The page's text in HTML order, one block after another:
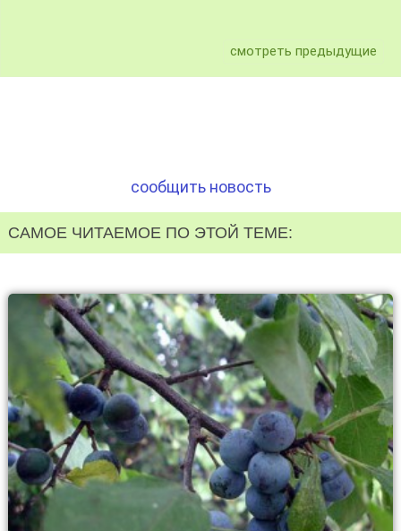
смотреть предыдущие
сообщить новость
САМОЕ ЧИТАЕМОЕ ПО ЭТОЙ ТЕМЕ: